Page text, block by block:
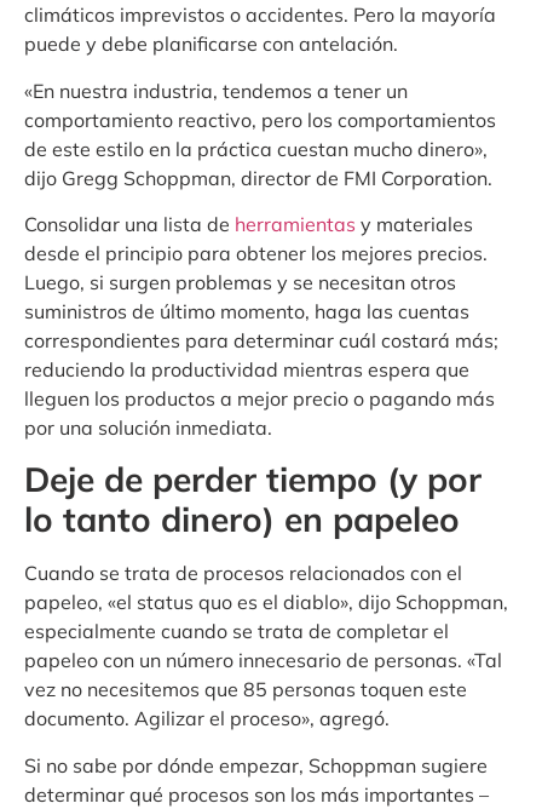
climáticos imprevistos o accidentes. Pero la mayoría
puede y debe planificarse con antelación.
«En nuestra industria, tendemos a tener un
comportamiento reactivo, pero los comportamientos
de este estilo en la práctica cuestan mucho dinero»,
dijo Gregg Schoppman, director de FMI Corporation.
Consolidar una lista de herramientas y materiales
desde el principio para obtener los mejores precios.
Luego, si surgen problemas y se necesitan otros
suministros de último momento, haga las cuentas
correspondientes para determinar cuál costará más;
reduciendo la productividad mientras espera que
lleguen los productos a mejor precio o pagando más
por una solución inmediata.
Deje de perder tiempo (y por
lo tanto dinero) en papeleo
Cuando se trata de procesos relacionados con el
papeleo, «el status quo es el diablo», dijo Schoppman,
especialmente cuando se trata de completar el
papeleo con un número innecesario de personas. «Tal
vez no necesitemos que 85 personas toquen este
documento. Agilizar el proceso», agregó.
Si no sabe por dónde empezar, Schoppman sugiere
determinar qué procesos son los más importantes –